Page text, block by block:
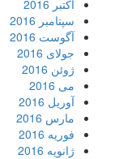
اکتبر 2016
سپتامبر 2016
آگوست 2016
جولای 2016
ژوئن 2016
می 2016
آوریل 2016
مارس 2016
فوریه 2016
ژانویه 2016